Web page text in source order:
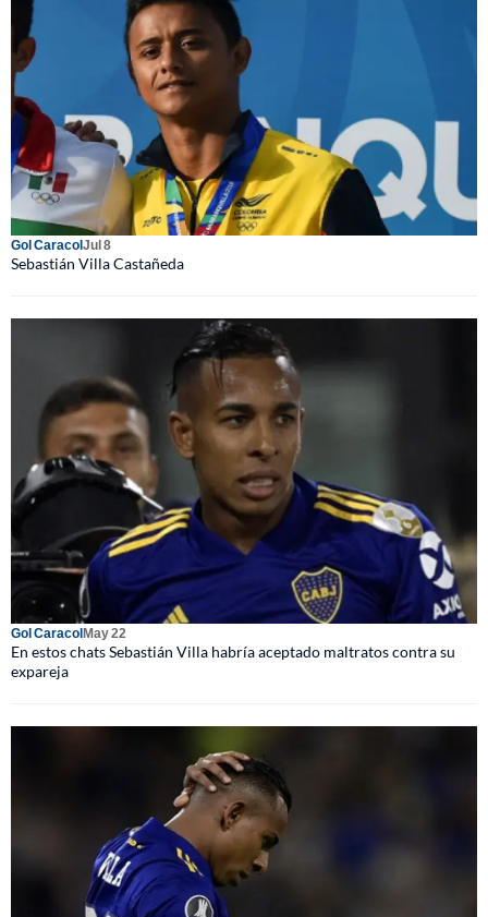
Gol CaracolJul 8
Sebastián Villa Castañeda
Gol CaracolMay 22
En estos chats Sebastián Villa habría aceptado maltratos contra su
expareja